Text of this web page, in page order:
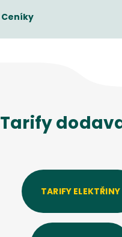
Ceníky
Tarify
TARIFY ELEKTŘINY